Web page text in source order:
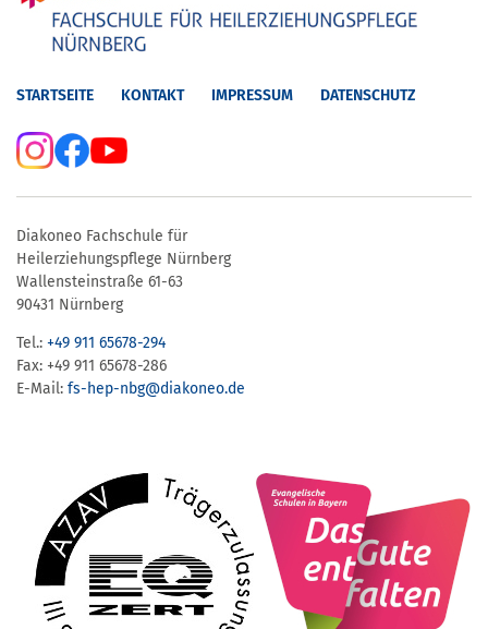
STARTSEITE KONTAKT IMPRESSUM DATENSCHUTZ
Diakoneo Fachschule für
Heilerziehungspflege Nürnberg
Wallensteinstraße 61-63
90431 Nürnberg
Tel.: +49 911 65678-294
Fax: +49 911 65678-286
E-Mail: fs-hep-nbg​@diakoneo.de